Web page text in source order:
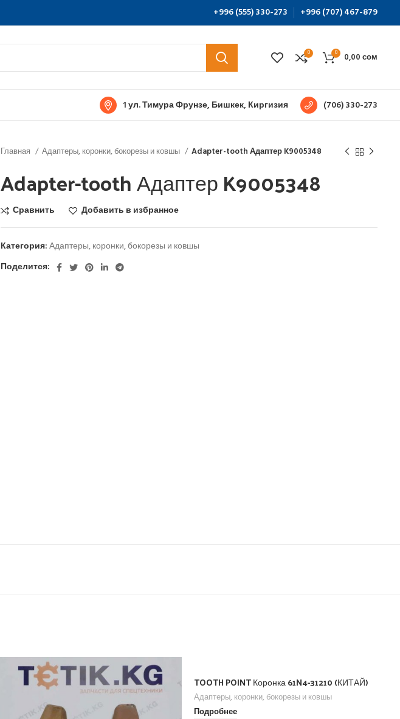
+996 (555) 330-273 +996 (707) 467-879
0 0 0,00сом
1 ул. Тимура Фрунзе, Бишкек, Киргизия (706) 330-273
Главная Адаптеры, коронки, бокорезы и ковшы Adapter-tooth Адаптер K9005348
Adapter-tooth Адаптер K9005348
Сравнить Добавить в избранное
Категория:Адаптеры, коронки, бокорезы и ковшы
Поделится:
TOOTH POINT Коронка 61N4-31210 (КИТАЙ)
Адаптеры, коронки, бокорезы и ковшы
Подробнее